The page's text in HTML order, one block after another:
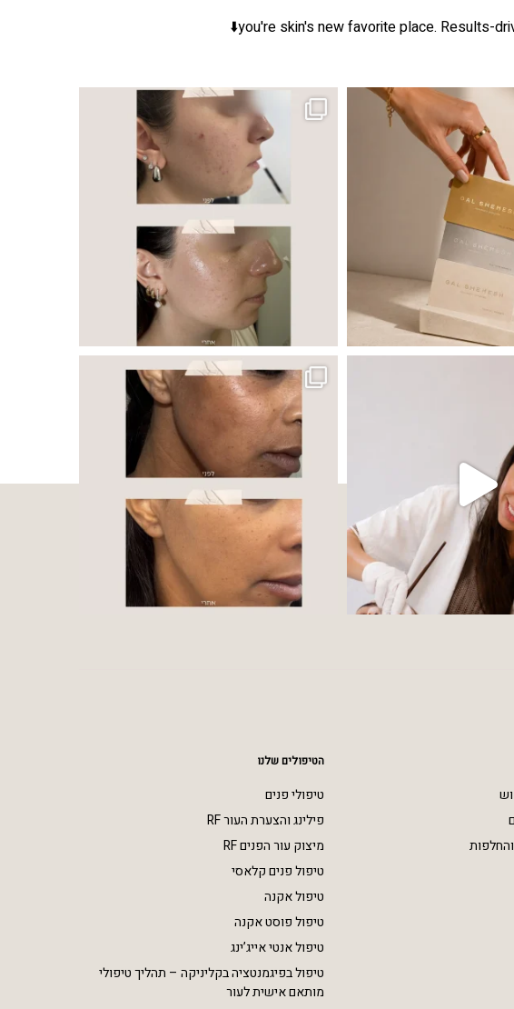
you're skin's new favorite place. Results-
הנפוצים ביותר בעור, אך לכל עור
הבדל גדול במראה ובאיכות העור
הטיפולים שלנו
טיפולי פנים
פילינג והצערת העור RF
מיצוק עור הפנים RF
טיפול פנים קלאסי
טיפול אקנה
טיפול פוסט אקנה
טיפול אנטי אייג’ינג
טיפול בפיגמנטציה בקליניקה – תהליך טיפולי
מותאם אישית לעור